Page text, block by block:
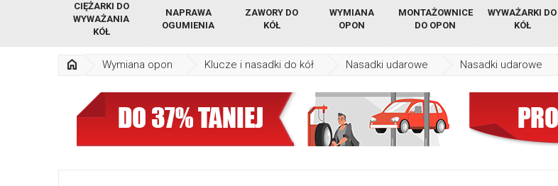
CIĘŻARKI DO
WYWAŻANIA
KÓŁ
NAPRAWA
OGUMIENIA
ZAWORY DO
KÓŁ
WYMIANA
OPON
MONTAŻOWNICE
DO OPON
WYWAŻARKI DO
KÓŁ
Wymiana opon Klucze i nasadki do kół Nasadki udarowe Nasadki udarowe